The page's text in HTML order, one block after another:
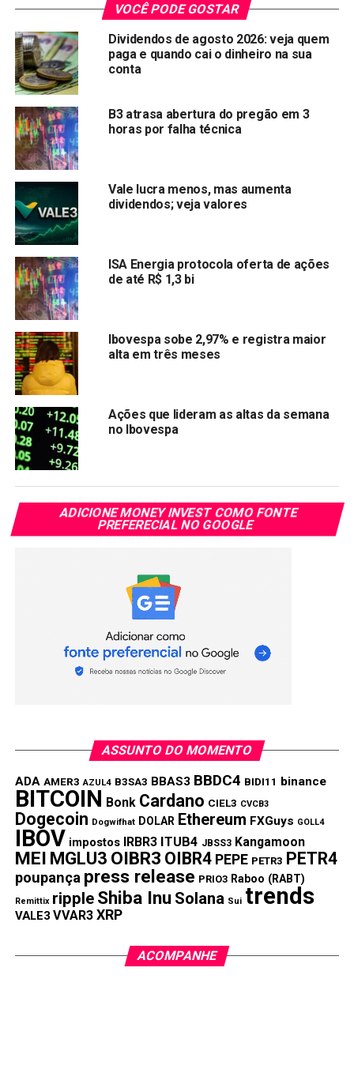
A Bradespar, ficou em segundo lugar entre os maiores
quadro de acionistas da Vale (VALE3), acompanhando
valorização da vale.
Veja o ranking das melhores ações do Ibovespa na
semana:
ACÃO ÚLTIMO (R$)
BRKM5 R$ 54,09 5,27%
8,18%
BRAP4
R$ 28,75 2,13%
LWSA3
R$ 9,73
EQTL3
R$ 23,96 2,48%
5,78%
ENEV3
R$ 13,33 -0,22%
VALE3
R$ 87,98
AMER3
R$ 32,15 0,46%
4,96%
ASAI3
R$ 12,90
RDOR3
R$ 45,72
Veja também:
Ibovespa tem nova perda semanal, após Fed
antecipar projeção de alta nos juros
Confira as ações com maiores baixas e altas desta
terça-feira
vez no mês com tributação de dividendos
Oi está no limite da regra estabelecida pela
Lucro do BB recua 20% no 1º trimestre
Link
IBOV
LWSA3 RDOR3C VALE3
PRÓXIMA:
BB Seguridade anuncia R$1,83 bi em dividendos
NÃO PERCA:
Veja as ações do Ibovespa que tiveram o pior
desempenho na semana
VOCÊ PODE GOSTAR
Dividendos de agosto 2026: veja quem
paga e quando cai o dinheiro na sua
conta
B3 atrasa abertura do pregão em 3
horas por falha técnica
Vale lucra menos, mas aumenta
dividendos; veja valores
ISA Energia protocola oferta de ações
de até R$ 1,3 bi
Ibovespa sobe 2,97% e registra maior
alta em três meses
Ações que lideram as altas da semana
no Ibovespa
ADICIONE MONEY INVEST COMO FONTE
PREFERECIAL NO GOOGLE
ASSUNTO DO MOMENTO
ADA AMER3 AZUL4 B3SA3 BBAS3 BBDC4 BIDI11 binance
BITCOIN Bonk Cardano CIEL3 CVCB3
Dogecoin Dogwifhat DOLAR Ethereum FXGuys GOLL4
IBOV impostos IRBR3 ITUB4 JBSS3 Kangamoon
MEI MGLU3 OIBR3 OIBR4 PEPE PETR3 PETR4
poupança press release PRIO3 Raboo (RABT)
Remittix ripple Shiba Inu Solana Sui trends
VALE3 VVAR3 XRP
ACOMPANHE